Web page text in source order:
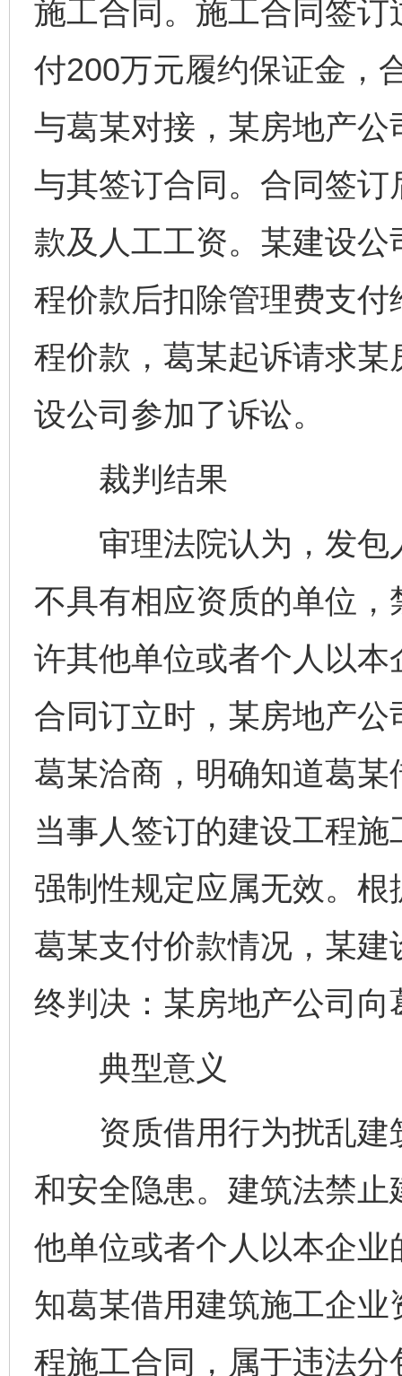
施工合同。施工合同签
付200万元履约保证金，
与葛某对接，某房地产
与其签订合同。合同签
款及人工工资。某建设
程价款后扣除管理费支
程价款，葛某起诉请求
设公司参加了诉讼。
裁判结果
审理法院认为，发包
不具有相应资质的单位
许其他单位或者个人以
合同订立时，某房地产
葛某洽商，明确知道葛
当事人签订的建设工程
强制性规定应属无效。
葛某支付价款情况，某
终判决：某房地产公司
典型意义
资质借用行为扰乱建
和安全隐患。建筑法禁
他单位或者个人以本企
知葛某借用建筑施工企
程施工合同，属于违法